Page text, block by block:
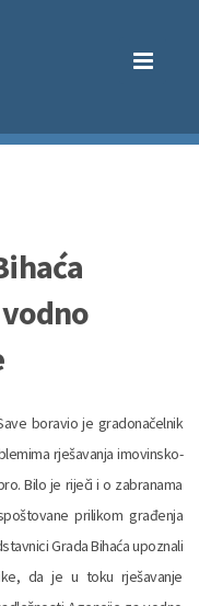
boravio je gradonačelnik
rješavanja imovinsko-
Bilo je riječi i o zabranama
prilikom građenja
Grada Bihaća upoznali
da je u toku rješavanje